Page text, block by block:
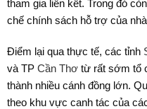
tham gia liên kết. Trong đó
chế chính sách hỗ trợ của
Điểm lại qua thực tế, các tỉnh
và TP Cần Thơ từ rất sớm tổ
thành nhiều cánh đồng lớn.
theo khu vực canh tác của